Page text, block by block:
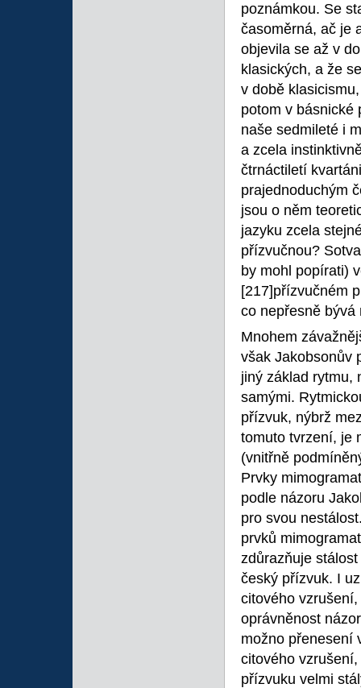
poznámkou. Se
časoměrná, ač je
objevila se až v
klasických, a že
v době
potom v básnické
naše sedmileté i
a zcela
čtrnáctiletí
prajednoduchým
jsou o něm
jazyku zcela
přízvučnou?
by mohl popírati)
[217]přízvučném
co nepřesně bývá
Mnohem
však Jakobsonův
jiný základ rytmu,
samými.
přízvuk, nýbrž
tomuto tvrzení, je
(vnitřně
Prvky
podle názoru
pro svou
prvků
zdůrazňuje
český přízvuk. I
citového
oprávněnost
možno přenesení
citového
přízvuku velmi